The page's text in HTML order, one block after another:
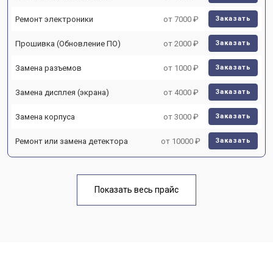
Ремонт электроники от 7000 ₽ Заказать
Прошивка (Обновление ПО) от 2000 ₽ Заказать
Замена разъемов от 1000 ₽ Заказать
Замена дисплея (экрана) от 4000 ₽ Заказать
Замена корпуса от 3000 ₽ Заказать
Ремонт или замена детектора от 10000 ₽ Заказать
Показать весь прайс